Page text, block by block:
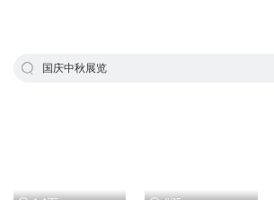
国庆中秋展览